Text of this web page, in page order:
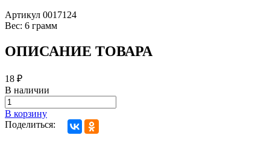
Артикул 0017124
Вес: 6 грамм
ОПИСАНИЕ ТОВАРА
18 ₽
В наличии
В корзину
Поделиться: